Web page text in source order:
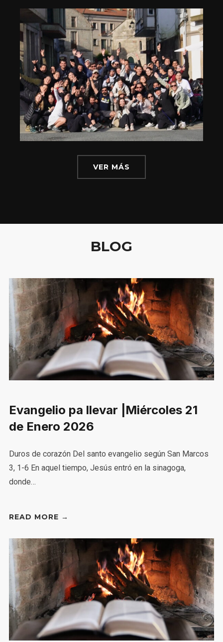
VER MÁS
BLOG
Evangelio pa llevar |Miércoles 21
de Enero 2026
Duros de corazón Del santo evangelio según San Marcos
3, 1-6 En aquel tiempo, Jesús entró en la sinagoga,
donde…
READ MORE →